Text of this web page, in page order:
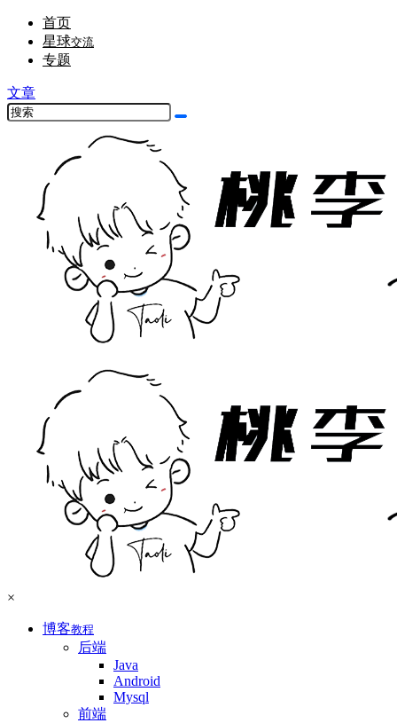
首页
星球交流
专题
文章
×
博客教程
后端
Java
Android
Mysql
前端